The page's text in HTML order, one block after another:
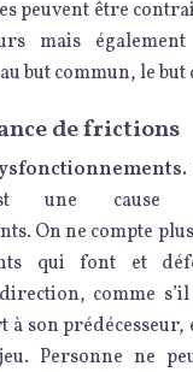
peuvent être
mais
but commun, le but
de frictions
une cause
On ne compte
qui font et
comme
à son
Personne ne